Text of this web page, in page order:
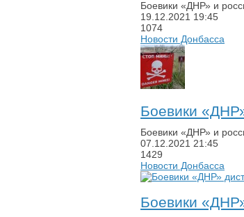
Боевики «ДНР» и
19.12.2021 19:45
1074
Новости Донбасса
Боевики
Боевики «ДНР» и
07.12.2021 21:45
1429
Новости Донбасса
Боевики